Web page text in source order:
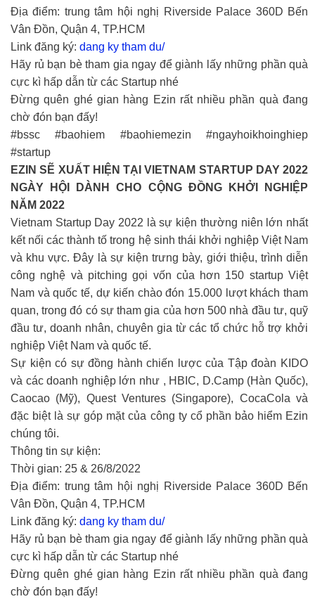
Địa điểm: trung tâm hội nghị Riverside Palace 360D Bến
Vân Đồn, Quận 4, TP.HCM
Link đăng ký: dang ky tham du/
Hãy rủ bạn bè tham gia ngay để giành lấy những phần quà
cực kì hấp dẫn từ các Startup nhé
Đừng quên ghé gian hàng Ezin rất nhiều phần quà đang
chờ đón bạn đấy!
#bssc #baohiem #baohiemezin #ngayhoikhoinghiep
#startup
EZIN SẼ XUẤT HIỆN TẠI VIETNAM STARTUP DAY 2022
NGÀY HỘI DÀNH CHO CỘNG ĐỒNG KHỞI NGHIỆP
NĂM 2022
Vietnam Startup Day 2022 là sự kiện thường niên lớn nhất
kết nối các thành tố trong hệ sinh thái khởi nghiệp Việt Nam
và khu vực. Đây là sự kiện trưng bày, giới thiệu, trình diễn
công nghệ và pitching gọi vốn của hơn 150 startup Việt
Nam và quốc tế, dự kiến chào đón 15.000 lượt khách tham
quan, trong đó có sự tham gia của hơn 500 nhà đầu tư, quỹ
đầu tư, doanh nhân, chuyên gia từ các tổ chức hỗ trợ khởi
nghiệp Việt Nam và quốc tế.
Sự kiện có sự đồng hành chiến lược của Tập đoàn KIDO
và các doanh nghiệp lớn như , HBIC, D.Camp (Hàn Quốc),
Caocao (Mỹ), Quest Ventures (Singapore), CocaCola và
đặc biệt là sự góp mặt của công ty cổ phần bảo hiểm Ezin
chúng tôi.
Thông tin sự kiện:
Thời gian: 25 & 26/8/2022
Địa điểm: trung tâm hội nghị Riverside Palace 360D Bến
Vân Đồn, Quận 4, TP.HCM
Link đăng ký: dang ky tham du/
Hãy rủ bạn bè tham gia ngay để giành lấy những phần quà
cực kì hấp dẫn từ các Startup nhé
Đừng quên ghé gian hàng Ezin rất nhiều phần quà đang
chờ đón bạn đấy!